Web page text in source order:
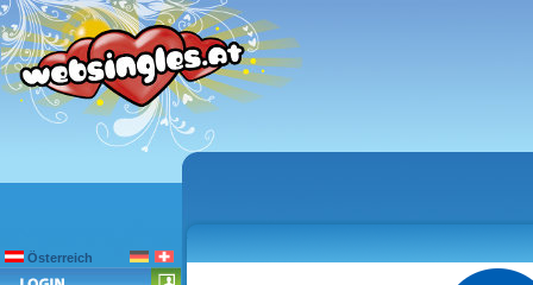
Österreich